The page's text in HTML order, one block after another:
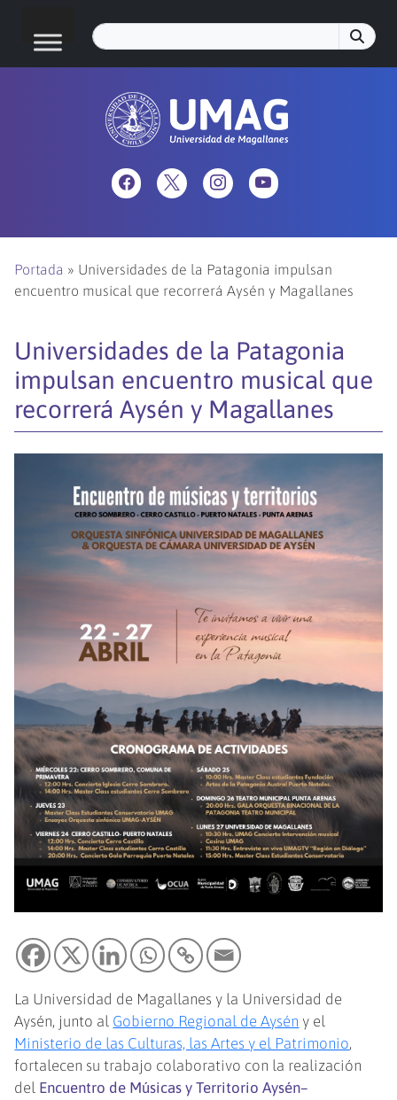
Portada » Universidades de la Patagonia impulsan
encuentro musical que recorrerá Aysén y Magallanes
Universidades de la Patagonia
impulsan encuentro musical que
recorrerá Aysén y Magallanes
La Universidad de Magallanes y la Universidad de
Aysén, junto al Gobierno Regional de Aysén y el
Ministerio de las Culturas, las Artes y el Patrimonio,
fortalecen su trabajo colaborativo con la realización
del Encuentro de Músicas y Territorio Aysén–